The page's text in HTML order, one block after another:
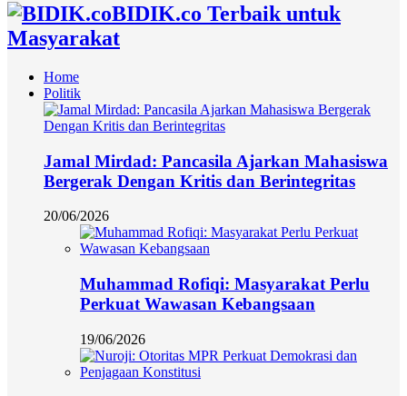
BIDIK.co Terbaik untuk
Masyarakat
Home
Politik
Jamal Mirdad: Pancasila Ajarkan Mahasiswa
Bergerak Dengan Kritis dan Berintegritas
20/06/2026
Muhammad Rofiqi: Masyarakat Perlu
Perkuat Wawasan Kebangsaan
19/06/2026